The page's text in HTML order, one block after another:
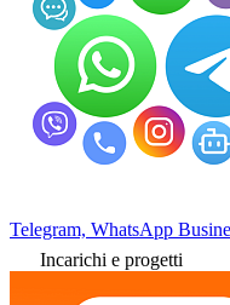
Telegram, WhatsApp
Incarichi e progetti